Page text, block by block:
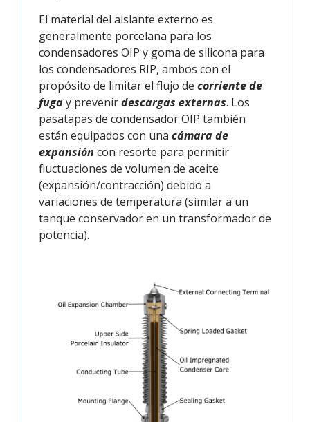
El material del aislante externo es
generalmente porcelana para los
condensadores OIP y goma de silicona para
los condensadores RIP, ambos con el
propósito de limitar el flujo de corriente de
fugay prevenirdescargas externas. Los
pasatapas de condensador OIP también
están equipados con una cámara de
expansión con resorte para permitir
fluctuaciones de volumen de aceite
(expansión/contracción) debido a
variaciones de temperatura (similar a un
tanque conservador en un transformador de
potencia).